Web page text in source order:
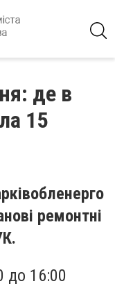
де в
15
ремонтні
до 16:00